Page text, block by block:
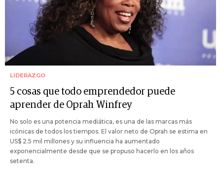
LIDERAZGO
5 cosas que todo emprendedor puede
aprender de Oprah Winfrey
No solo es una potencia mediática, es una de las marcas más
icónicas de todos los tiempos. El valor neto de Oprah se estima en
US$ 2.5 mil millones y su influencia ha aumentado
exponencialmente desde que se propuso hacerlo en los años
setenta.